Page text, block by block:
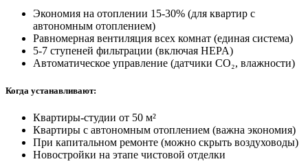
Экономия на отоплении 15-30% (для квартир с
автономным отоплением)
Равномерная вентиляция всех комнат (единая система)
5-7 ступеней фильтрации (включая HEPA)
Автоматическое управление (датчики CO₂, влажности)
Когда устанавливают:
Квартиры-студии от 50 м²
Квартиры с автономным отоплением (важна экономия)
При капитальном ремонте (можно скрыть воздуховоды)
Новостройки на этапе чистовой отделки